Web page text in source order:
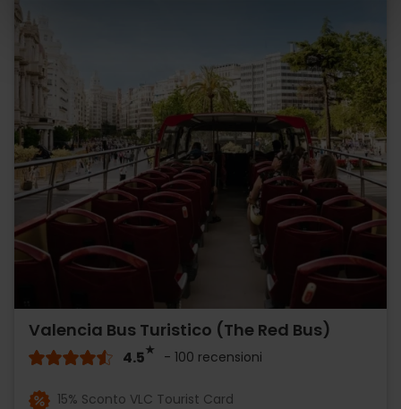
Valencia Bus Turistico (The Red Bus)
4.5 - 100 recensioni
15% Sconto VLC Tourist Card